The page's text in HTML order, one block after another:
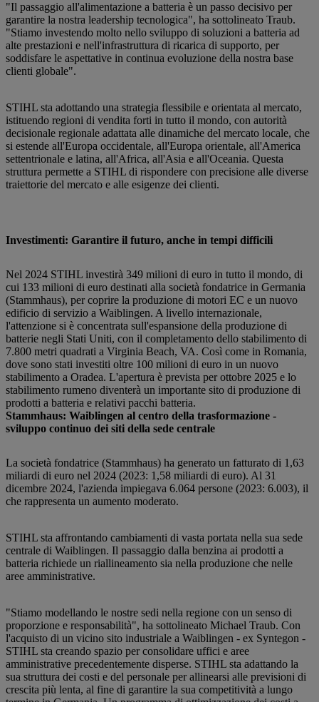
"Il passaggio all'alimentazione a batteria è un passo decisivo per
garantire la nostra leadership tecnologica", ha sottolineato Traub.
"Stiamo investendo molto nello sviluppo di soluzioni a batteria ad
alte prestazioni e nell'infrastruttura di ricarica di supporto, per
soddisfare le aspettative in continua evoluzione della nostra base
clienti globale".
STIHL sta adottando una strategia flessibile e orientata al mercato,
istituendo regioni di vendita forti in tutto il mondo, con autorità
decisionale regionale adattata alle dinamiche del mercato locale, che
si estende all'Europa occidentale, all'Europa orientale, all'America
settentrionale e latina, all'Africa, all'Asia e all'Oceania. Questa
struttura permette a STIHL di rispondere con precisione alle diverse
traiettorie del mercato e alle esigenze dei clienti.
Investimenti: Garantire il futuro, anche in tempi difficili
Nel 2024 STIHL investirà 349 milioni di euro in tutto il mondo, di
cui 133 milioni di euro destinati alla società fondatrice in Germania
(Stammhaus), per coprire la produzione di motori EC e un nuovo
edificio di servizio a Waiblingen. A livello internazionale,
l'attenzione si è concentrata sull'espansione della produzione di
batterie negli Stati Uniti, con il completamento dello stabilimento di
7.800 metri quadrati a Virginia Beach, VA. Così come in Romania,
dove sono stati investiti oltre 100 milioni di euro in un nuovo
stabilimento a Oradea. L'apertura è prevista per ottobre 2025 e lo
stabilimento rumeno diventerà un importante sito di produzione di
prodotti a batteria e relativi pacchi batteria.
Stammhaus: Waiblingen al centro della trasformazione -
sviluppo continuo dei siti della sede centrale
La società fondatrice (Stammhaus) ha generato un fatturato di 1,63
miliardi di euro nel 2024 (2023: 1,58 miliardi di euro). Al 31
dicembre 2024, l'azienda impiegava 6.064 persone (2023: 6.003), il
che rappresenta un aumento moderato.
STIHL sta affrontando cambiamenti di vasta portata nella sua sede
centrale di Waiblingen. Il passaggio dalla benzina ai prodotti a
batteria richiede un riallineamento sia nella produzione che nelle
aree amministrative.
"Stiamo modellando le nostre sedi nella regione con un senso di
proporzione e responsabilità", ha sottolineato Michael Traub. Con
l'acquisto di un vicino sito industriale a Waiblingen - ex Syntegon -
STIHL sta creando spazio per consolidare uffici e aree
amministrative precedentemente disperse. STIHL sta adattando la
sua struttura dei costi e del personale per allinearsi alle previsioni di
crescita più lenta, al fine di garantire la sua competitività a lungo